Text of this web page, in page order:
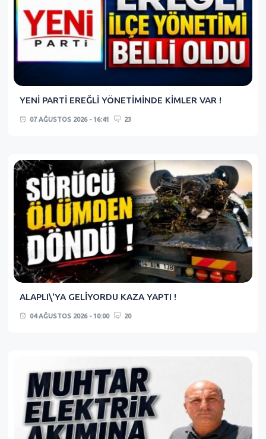
YENİ PARTİ EREĞLİ YÖNETİMİNDE KİMLER VAR !
07 AĞUSTOS 2026 - 16:41 23
ALAPLI\'YA GELİYORDU KAZA YAPTI !
04 AĞUSTOS 2026 - 10:00 20